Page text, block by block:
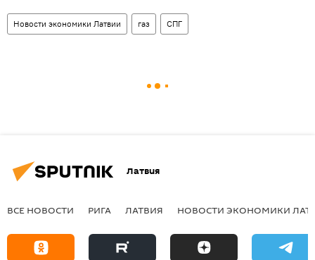
Новости экономики Латвии газ СПГ
Латвия
ВСЕ НОВОСТИ РИГА ЛАТВИЯ НОВОСТИ ЭКОНОМИКИ